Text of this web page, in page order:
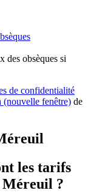
des obsèques si
de confidentialité
(nouvelle fenêtre) de
les tarifs
Méreuil ?